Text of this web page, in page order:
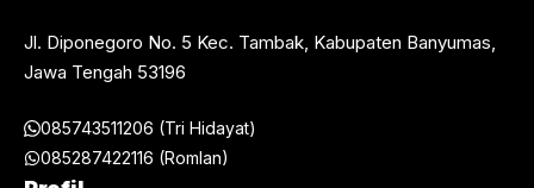
Jl. Diponegoro No. 5 Kec. Tambak, Kabupaten Banyumas,
Jawa Tengah 53196
085743511206 (Tri Hidayat)
085287422116 (Romlan)